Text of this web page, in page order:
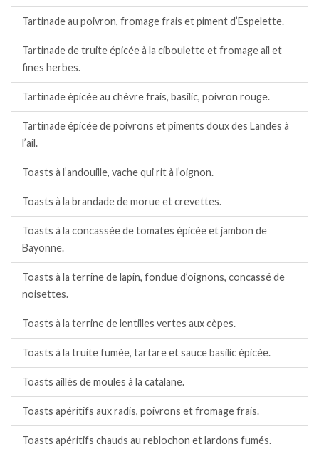
Tartinade au poivron, fromage frais et piment d’Espelette.
Tartinade de truite épicée à la ciboulette et fromage ail et
fines herbes.
Tartinade épicée au chèvre frais, basilic, poivron rouge.
Tartinade épicée de poivrons et piments doux des Landes à
l’ail.
Toasts à l’andouille, vache qui rit à l’oignon.
Toasts à la brandade de morue et crevettes.
Toasts à la concassée de tomates épicée et jambon de
Bayonne.
Toasts à la terrine de lapin, fondue d’oignons, concassé de
noisettes.
Toasts à la terrine de lentilles vertes aux cèpes.
Toasts à la truite fumée, tartare et sauce basilic épicée.
Toasts aillés de moules à la catalane.
Toasts apéritifs aux radis, poivrons et fromage frais.
Toasts apéritifs chauds au reblochon et lardons fumés.